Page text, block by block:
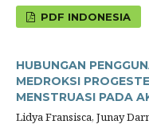
PDF INDONESIA
HUBUNGAN
MEDROKSI
MENSTRUASI PADA
Lidya Fransisca, Junay